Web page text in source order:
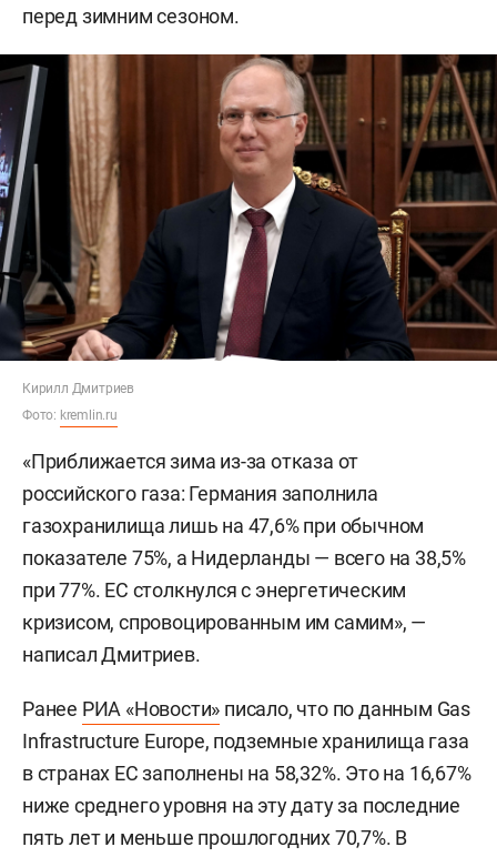
перед зимним сезоном.
Кирилл Дмитриев
Фото: kremlin.ru
«Приближается зима из-за отказа от
российского газа: Германия заполнила
газохранилища лишь на 47,6% при обычном
показателе 75%, а Нидерланды — всего на 38,5%
при 77%. ЕС столкнулся с энергетическим
кризисом, спровоцированным им самим», —
написал Дмитриев.
Ранее РИА «Новости» писало, что по данным Gas
Infrastructure Europe, подземные хранилища газа
в странах ЕС заполнены на 58,32%. Это на 16,67%
ниже среднего уровня на эту дату за последние
пять лет и меньше прошлогодних 70,7%. В